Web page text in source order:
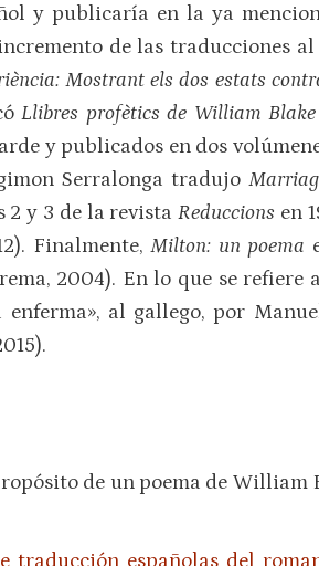
y publicaría en la ya
de las traducciones
Mostrant els dos estats
Llibres profètics de William Blake
y publicados en dos
Serralonga tradujo
2 y 3 de la revistaReduccions en
Finalmente,Milton: un poema
2004). En lo que se refiere
al gallego, por
de un poema de William